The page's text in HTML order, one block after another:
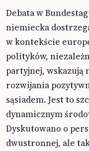
Debata w
niemiecka
w kontekście
polityków,
partyjnej, wskazują
rozwijania
sąsiadem. Jest to
dynamicznym
Dyskutowano o
dwustronnej, ale